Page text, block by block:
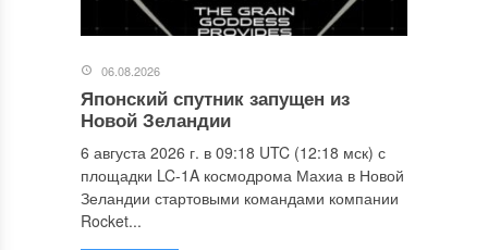
06.08.2026
Японский спутник запущен из
Новой Зеландии
6 августа 2026 г. в 09:18 UTC (12:18 мск) с
площадки LC-1A космодрома Махиа в Новой
Зеландии стартовыми командами компании
Rocket...